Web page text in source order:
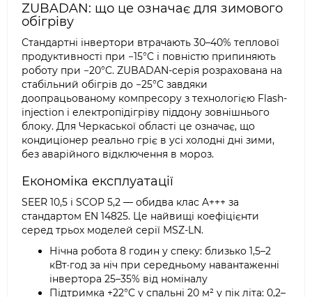
ZUBADAN: що це означає для зимового
обігріву
Стандартні інвертори втрачають 30–40% теплової
продуктивності при −15°C і повністю припиняють
роботу при −20°C. ZUBADAN-серія розрахована на
стабільний обігрів до −25°C завдяки
доопрацьованому компресору з технологією Flash-
injection і електропідігріву піддону зовнішнього
блоку. Для Черкаської області це означає, що
кондиціонер реально гріє в усі холодні дні зими,
без аварійного відключення в мороз.
Економіка експлуатації
SEER 10,5 і SCOP 5,2 — обидва клас A+++ за
стандартом EN 14825. Це найвищі коефіцієнти
серед трьох моделей серії MSZ-LN.
Нічна робота 8 годин у спеку: близько 1,5–2
кВт·год за ніч при середньому навантаженні
інвертора 25–35% від номіналу
Підтримка +22°C у спальні 20 м² у пік літа: 0,2–